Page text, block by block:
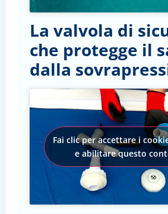
La valvola di
che protegge il
dalla
Fai clic per accettare i
e abilitare questo